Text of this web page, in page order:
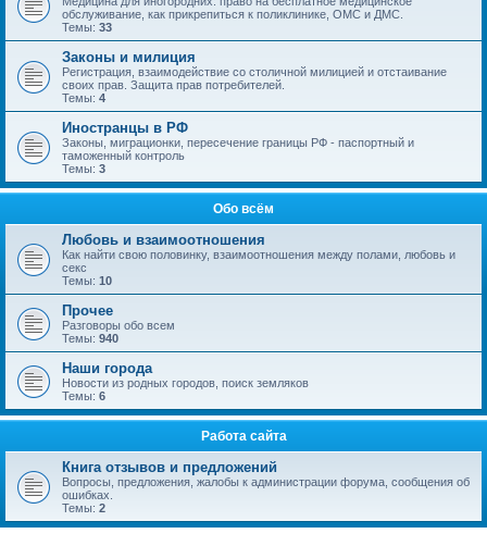
обслуживание, как прикрепиться к поликлинике, ОМС и ДМС.
Темы: 33
Законы и милиция
Регистрация, взаимодействие со столичной милицией и отстаивание
своих прав. Защита прав потребителей.
Темы: 4
Иностранцы в РФ
Законы, миграционки, пересечение границы РФ - паспортный и
таможенный контроль
Темы: 3
Обо всём
Любовь и взаимоотношения
Как найти свою половинку, взаимоотношения между полами, любовь и
секс
Темы: 10
Прочее
Разговоры обо всем
Темы: 940
Наши города
Новости из родных городов, поиск земляков
Темы: 6
Работа сайта
Книга отзывов и предложений
Вопросы, предложения, жалобы к администрации форума, сообщения об
ошибках.
Темы: 2